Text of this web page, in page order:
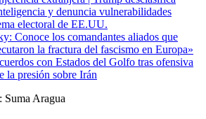
y denuncia vulnerabilidades
electoral de EE.UU.
Conoce los comandantes aliados que
la fractura del fascismo en Europa»
con Estados del Golfo tras ofensiva
la presión sobre Irán
Suma Aragua